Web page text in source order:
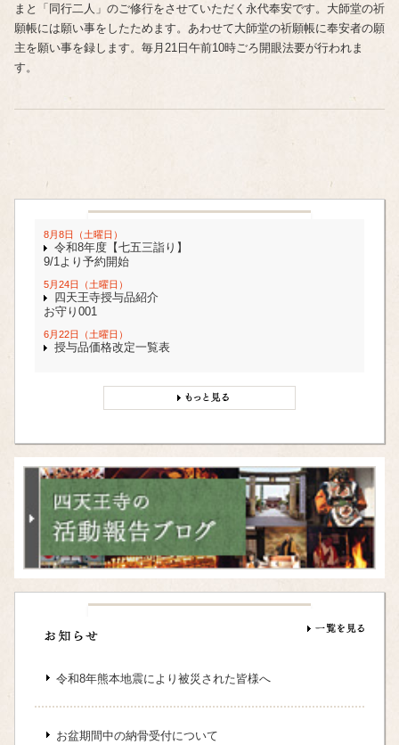
まと「同行二人」のご修行をさせていただく永代奉安です。大師堂の祈
願帳には願い事をしたためます。あわせて大師堂の祈願帳に奉安者の願
主を願い事を録します。毎月21日午前10時ごろ開眼法要が行われま
す。
8月8日（土曜日）
令和8年度【七五三詣り】
9/1より予約開始
5月24日（土曜日）
四天王寺授与品紹介
お守り001
6月22日（土曜日）
授与品価格改定一覧表
令和8年熊本地震により被災された皆様へ
お盆期間中の納骨受付について